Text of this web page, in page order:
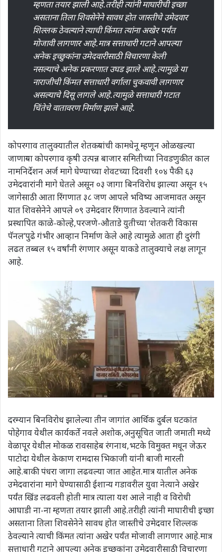
म्हणता तयार झाली आहे.तरीही त्यांनी माघारीची इच्छा
असताना तिला शिवसेनेने सावध होत जास्तीचे उमेदवार
शिल्लक ठेवल्याने त्याची किंमत त्यांना अखेर पर्यंत
मोजावी लागणार आहे.मात्र सत्ताधारी गटाने आपल्या
अनेक इच्छुकांना उमेदवारीसाठी विचारणा केली
नसल्याचे अनेक प्रकरणात उघड झाले आहे.त्यामुळे या
नाराजीची किंमत सत्ताधारी वर्गाला चुकवावी लागणार
असल्याचे दिसू लागले आहे.त्यामुळे सत्ताधारी गटात
चिंतेचे वातावरण निर्माण झाले आहे.
कोपरगाव तालुक्यातील शेतकऱ्यांची कामधेनू म्हणून ओळखल्या
जाणाऱ्या कोपरगाव कृषी उत्पन्न बाजार समितीच्या निवडणुकीत काल
नामनिर्देशन अर्ज मागे घेण्याच्या शेवटच्या दिवशी १०४ पैकी ६३
उमेदवारांनी मागे घेतले असून ०३ जागा बिनविरोध झाल्या असून १५
जागेसाठी आता रिंगणात ३८ जण आपले भविष्य आजमावत असून
यात शिवसेनेने आपले ०९ उमेदवार रिंगणात ठेवल्याने त्यांनी
प्रस्थापित काळे-कोल्हे,परजणे-औताडे युतीच्या ‘शेतकरी विकास
पॅनल’पुढे गंभीर आव्हान निर्माण केले आहे त्यामुळे आता ही दुरंगी
लढत तब्बल १५ वर्षांनी रंगणार असून याकडे तालुक्याचे लक्ष लागून
आहे.
दरम्यान बिनविरोध झालेल्या तीन जागांत आर्थिक दुर्बल घटकांत
पोहेगाव येथील कार्यकर्ते नवले अशोक,अनुसूचित जाती जमाती मध्ये
वेळापूर येथील मोकळ रावसाहेब रंगनाथ,भटके विमुक्त मधून जेऊर
पाटोदा येथील केकाण रामदास भिकाजी यांनी बाजी मारली
आहे.बाकी पंधरा जागा लढवल्या जात आहेत.मात्र यातील अनेक
उमेदवारांना मागे घेण्यासाठी ईशान्य गडावरील युवा नेत्याने अखेर
पर्यंत खिंड लढवली होती मात्र त्याला यश आले नाही व विरोधी
आघाडी ना-ना म्हणता तयार झाली आहे.तरीही त्यांनी माघारीची इच्छा
असताना तिला शिवसेनेने सावध होत जास्तीचे उमेदवार शिल्लक
ठेवल्याने त्याची किंमत त्यांना अखेर पर्यंत मोजावी लागणार आहे.मात्र
सत्ताधारी गटाने आपल्या अनेक इच्छुकांना उमेदवारीसाठी विचारणा